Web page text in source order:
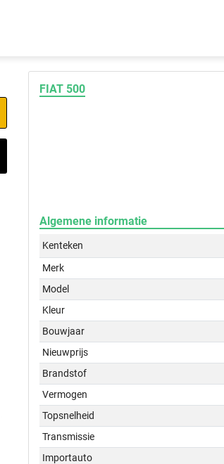
FIAT 500
Algemene informatie
Kenteken
Merk
Model
Kleur
Bouwjaar
Nieuwprijs
Brandstof
Vermogen
Topsnelheid
Transmissie
Importauto